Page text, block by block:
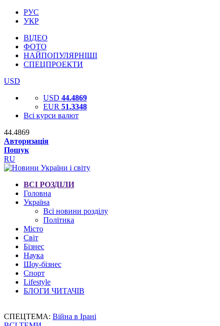
РУС
УКР
ВІДЕО
ФОТО
НАЙПОПУЛЯРНІШІ
СПЕЦПРОЕКТИ
USD
USD 44.4869
EUR 51.3348
Всі курси валют
44.4869
Авторизація
Пошук
RU
ВСІ РОЗДІЛИ
Головна
Україна
Всі новини розділу
Політика
Місто
Світ
Бізнес
Наука
Шоу-бізнес
Спорт
Lifestyle
БЛОГИ ЧИТАЧІВ
СПЕЦТЕМА: Війна в Ірані